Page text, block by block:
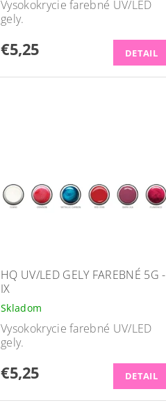
Vysokokrycie farebné UV/LED
gely.
€5,25 DETAIL
HQ UV/LED GELY FAREBNÉ 5G -
IX
Skladom
Vysokokrycie farebné UV/LED
gely.
€5,25 DETAIL